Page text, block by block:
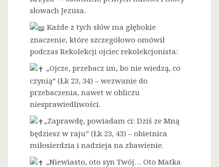
słowach Jezusa.
Każde z tych słów ma głębokie
znaczenie, które szczegółowo omówił
podczas Rekolekcji ojciec rekolekcjonista:
„Ojcze, przebacz im, bo nie wiedzą, co
czynią” (Łk 23, 34) – wezwanie do
przebaczenia, nawet w obliczu
niesprawiedliwości.
„Zaprawdę, powiadam ci: Dziś ze Mną
będziesz w raju” (Łk 23, 43) – obietnica
miłosierdzia i nadzieja na zbawienie.
„Niewiasto, oto syn Twój… Oto Matka